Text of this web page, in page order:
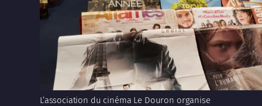
L’association du cinéma Le Douron organise